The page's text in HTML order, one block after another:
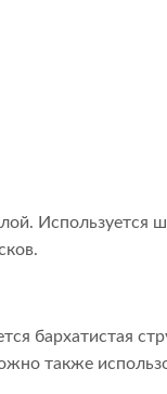
Используется
бархатистая
также